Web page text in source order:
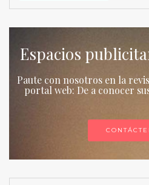
Espacios
Paute con nosotros en la
portal web: De a conocer